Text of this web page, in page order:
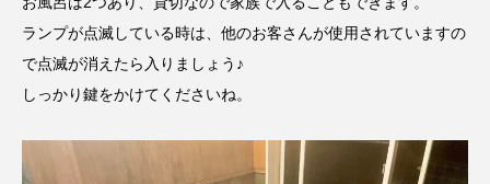
ランプが点滅している時は、他のお客さんが使用されていますの
で点滅が消えたら入りましょう♪
しっかり鍵をかけてくださいね。